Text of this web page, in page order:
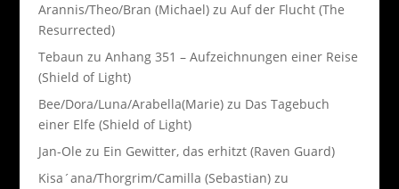
Arannis/Theo/Bran (Michael)zu Auf der Flucht (The
Resurrected)
Tebaun zu Anhang 351 – Aufzeichnungen einer Reise
(Shield of Light)
Bee/Dora/Luna/Arabella(Marie)zu Das Tagebuch
einer Elfe (Shield of Light)
Jan-Ole zu Ein Gewitter, das erhitzt (Raven Guard)
Kisa´ana/Thorgrim/Camilla (Sebastian)zu